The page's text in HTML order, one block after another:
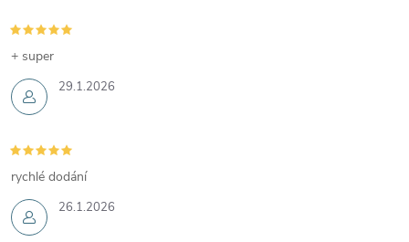
29.1.2026
+ super
26.1.2026
rychlé dodání